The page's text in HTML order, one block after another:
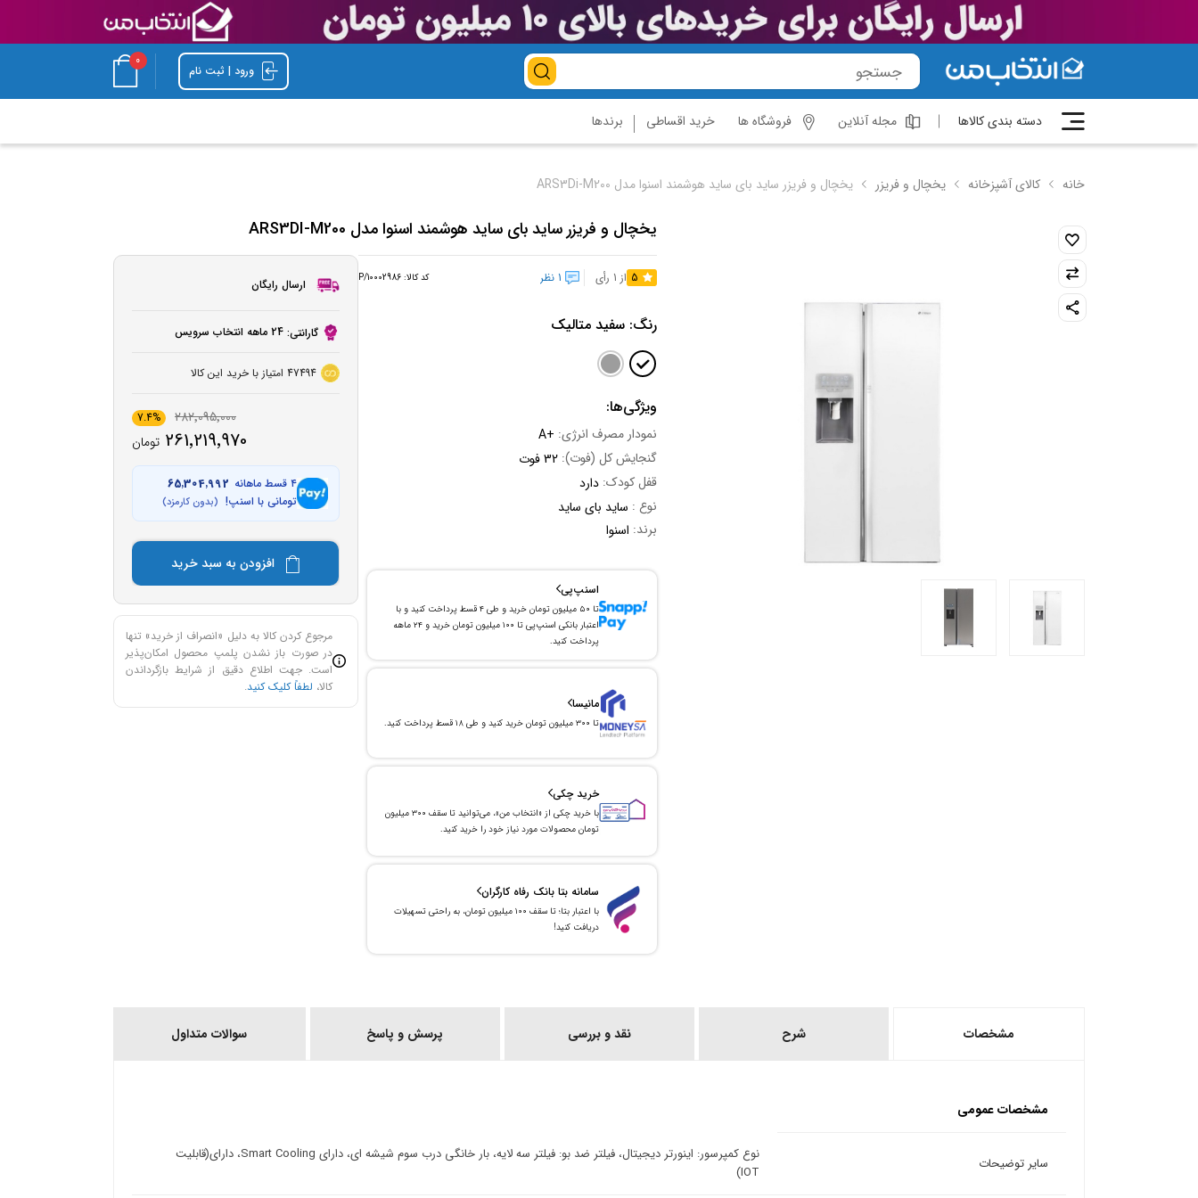
ورود | ثبت نام
0
دسته بندی کالاها مجله آنلاین فروشگاه ها خرید اقساطی برندها
خانه کالای آشپزخانه یخچال و فریزر یخچال و فریزر ساید بای ساید هوشمند اسنوا مدل ARS3Di-M200
یخچال و فریزر ساید بای ساید هوشمند اسنوا مدل ARS3DI-M200
5 از 1 رأی 1 نظر کد کالا: P/10002986
رنگ: سفید متالیک
ویژگی‌ها:
نمودار مصرف انرژی: A+
گنجایش کل (فوت): 32 فوت
قفل کودک: دارد
نوع : ساید بای ساید
برند: اسنوا
اسنپ‌پی
تا ۵۰ میلیون تومان خرید و طی ۴ قسط پرداخت کنید و با
اعتبار بانکی اسنپ‌پی تا ۱۰۰ میلیون تومان خرید و ۲۴ ماهه
پرداخت کنید.
مانیسا
تا ۳۰۰ میلیون تومان خرید کنید و طی ۱۸ قسط پرداخت کنید.
خرید چکی
با خرید چکی از «انتخاب من»، می‌توانید تا سقف ۳۰۰ میلیون
تومان محصولات مورد نیاز خود را خرید کنید.
سامانه بتا بانک رفاه کارگران
با اعتبار بتا؛ تا سقف ۱۰۰ میلیون تومان، به راحتی تسهیلات
دریافت کنید!
ارسال رایگان
گارانتی: 24 ماهه انتخاب سرویس
47494 امتیاز با خرید این کالا
282٬095٬000 7.4%
261٬219٬970 تومان
۴ قسط ماهانه
65٬304٬992
تومانی با اسنپ! (بدون کارمزد)
افزودن به سبد خرید
مرجوع کردن کالا به دلیل «انصراف از خرید» تنها
در صورت باز نشدن پلمپ محصول امکان‌پذیر
است. جهت اطلاع دقیق از شرایط بازگرداندن
کالا، لطفاً کلیک کنید.
مشخصات شرح نقد و بررسی پرسش و پاسخ سوالات متداول
مشخصات عمومی
سایر توضیحات
نوع کمپرسور: اینورتر دیجیتال، فیلتر ضد بو: فیلتر سه لایه، بار خانگی درب سوم شیشه ای، دارای Smart Cooling، دارای(قابلیت
IOT)